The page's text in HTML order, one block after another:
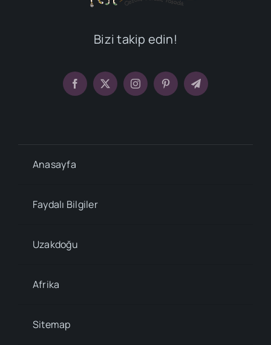
Bizi takip edin!
Anasayfa
Faydalı Bilgiler
Uzakdoğu
Afrika
Sitemap